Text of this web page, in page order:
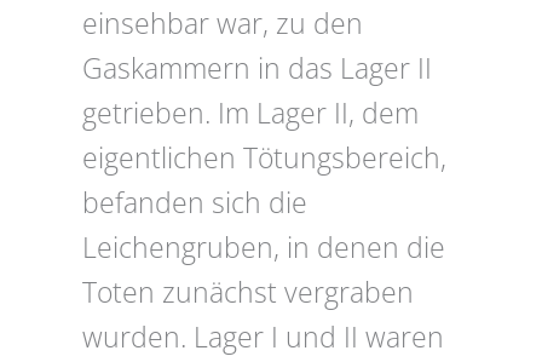
einsehbar war, zu den
Gaskammern in das Lager II
getrieben. Im Lager II, dem
eigentlichen Tötungsbereich,
befanden sich die
Leichengruben, in denen die
Toten zunächst vergraben
wurden. Lager I und II waren